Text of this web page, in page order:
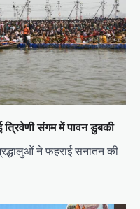
त्रिवेणी संगम में पावन डुबकी
ने फहराई सनातन की